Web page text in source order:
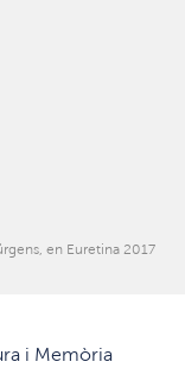
en Euretina 2017
i Memòria